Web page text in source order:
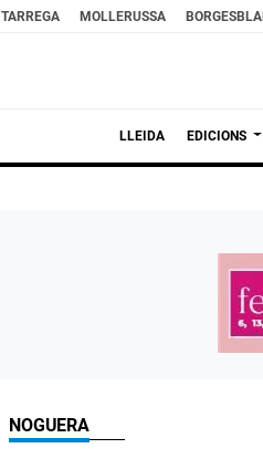
TARREGA MOLLERUSSA
LLEIDA EDICIONS
NOGUERA